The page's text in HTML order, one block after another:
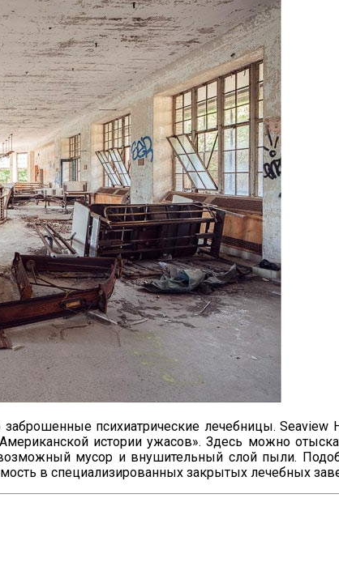
психиатрические лечебницы. Seaview
истории ужасов». Здесь можно
мусор и внушительный слой пыли.
в специализированных закрытых лечебных